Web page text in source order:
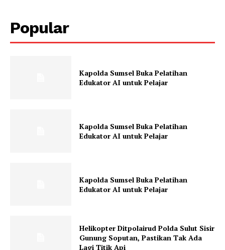
Popular
Kapolda Sumsel Buka Pelatihan
Edukator AI untuk Pelajar
Kapolda Sumsel Buka Pelatihan
Edukator AI untuk Pelajar
Kapolda Sumsel Buka Pelatihan
Edukator AI untuk Pelajar
Helikopter Ditpolairud Polda Sulut Sisir
Gunung Soputan, Pastikan Tak Ada
Lagi Titik Api